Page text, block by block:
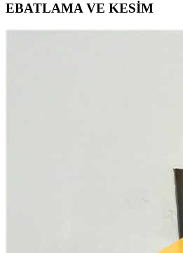
EBATLAMA VE KESİM